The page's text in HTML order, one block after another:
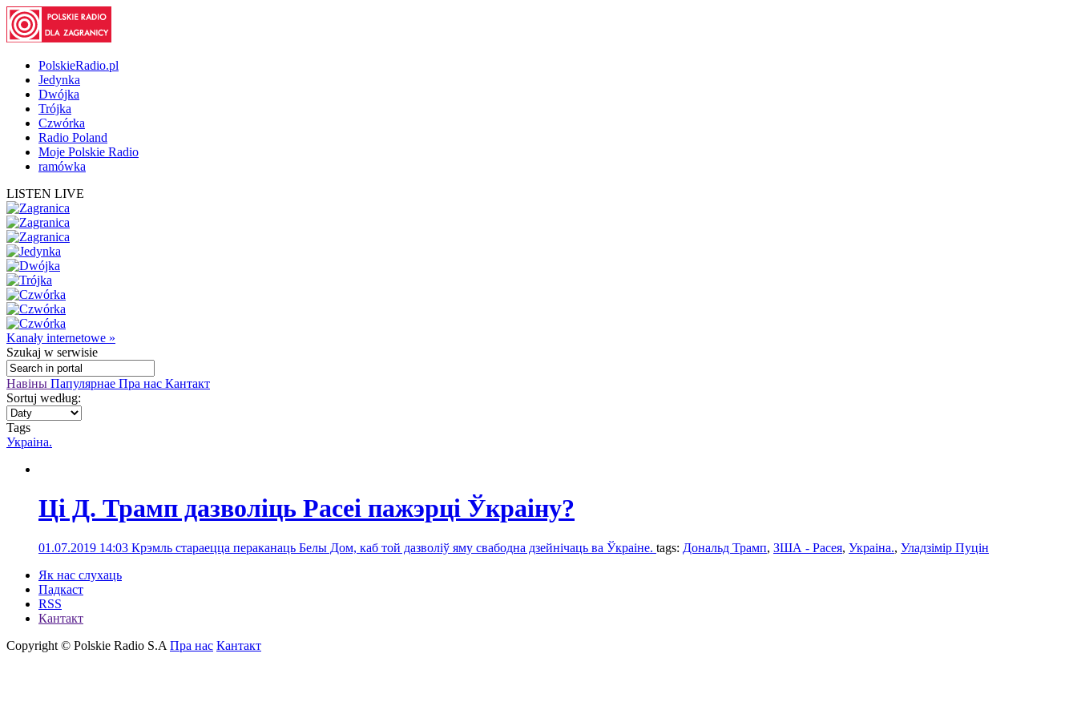
PolskieRadio.pl
Jedynka
Dwójka
Trójka
Czwórka
Radio Poland
Moje Polskie Radio
ramówka
LISTEN LIVE
Kanały internetowe »
Szukaj w serwisie
Навіны Папулярнае Пра нас Кантакт
Sortuj według:
Tags
Украіна.
Ці Д. Трамп дазволіць Расеі пажэрці Ўкраіну?
01.07.2019 14:03 Крэмль стараецца пераканаць Белы Дом, каб той дазволіў яму свабодна дзейнічаць ва Ўкраіне. tags: Дональд Трамп, ЗША - Расея, Украіна., Уладзімір Пуцін
Як нас слухаць
Падкаст
RSS
Кантакт
Copyright © Polskie Radio S.A Пра нас Кантакт